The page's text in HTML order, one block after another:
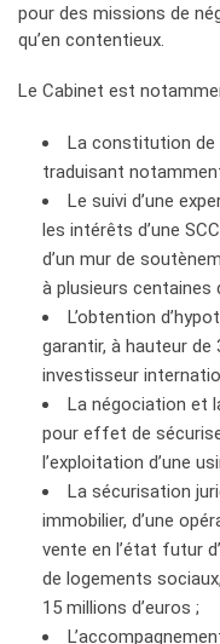
pour des missions de
qu’en contentieux.
Le Cabinet est
La constitution de
traduisant
Le suivi d’une
les intérêts d’une
d’un mur de
à plusieurs centaines
L’obtention
garantir, à hauteur de
investisseur
La négociation et
pour effet de
l’exploitation d’une
La sécurisation
immobilier, d’une
vente en l’état futur
de logements
15 millions d’euros ;